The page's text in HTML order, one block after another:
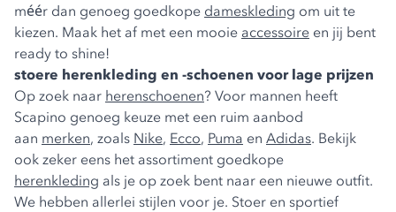
méér dan genoeg goedkope dameskleding om uit te
kiezen. Maak het af met een mooie accessoire en jij bent
ready to shine!
stoere herenkleding en -schoenen voor lage prijzen
Op zoek naar herenschoenen? Voor mannen heeft
Scapino genoeg keuze met een ruim aanbod
aan merken, zoals Nike, Ecco, Puma en Adidas. Bekijk
ook zeker eens het assortiment goedkope
herenkleding als je op zoek bent naar een nieuwe outfit.
We hebben allerlei stijlen voor je. Stoer en sportief